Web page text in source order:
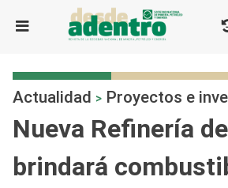
Actualidad > Proyectos e
Nueva Refinería
brindará